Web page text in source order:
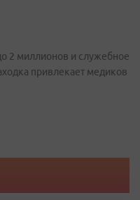
2 миллионов и служебное
привлекает медиков